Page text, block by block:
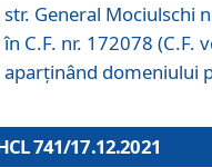
str. General Mociulschi
în C.F. nr. 172078
aparținând domeniului
741/17.12.2021